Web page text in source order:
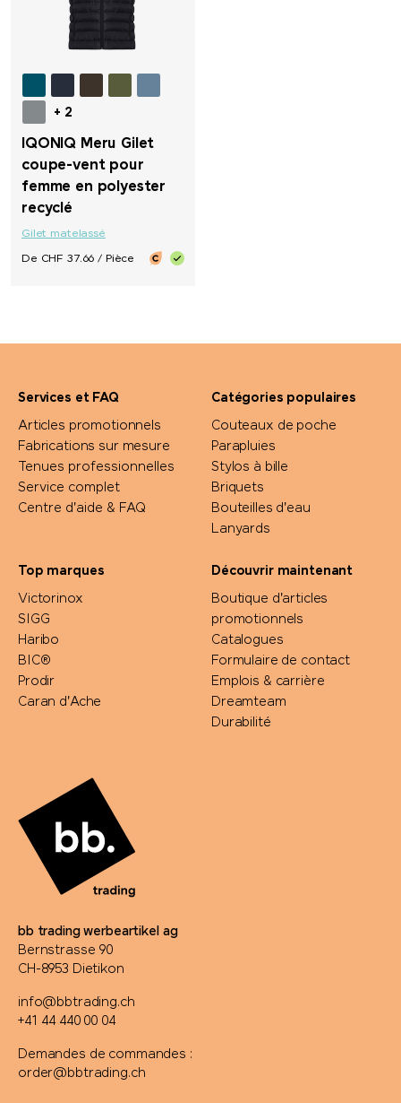
+ 2
IQONIQ Meru Gilet
coupe-vent pour
femme en polyester
recyclé
Gilet matelassé
De CHF 37.66 / Pièce
Services et FAQ
Articles promotionnels
Fabrications sur mesure
Tenues professionnelles
Service complet
Centre d'aide & FAQ
Catégories populaires
Couteaux de poche
Parapluies
Stylos à bille
Briquets
Bouteilles d'eau
Lanyards
Top marques
Victorinox
SIGG
Haribo
BIC®
Prodir
Caran d'Ache
Découvrir maintenant
Boutique d'articles
promotionnels
Catalogues
Formulaire de contact
Emplois & carrière
Dreamteam
Durabilité
bb trading werbeartikel ag
Bernstrasse 90
CH-8953 Dietikon
info@bbtrading.ch
+41 44 440 00 04
Demandes de commandes :
order@bbtrading.ch